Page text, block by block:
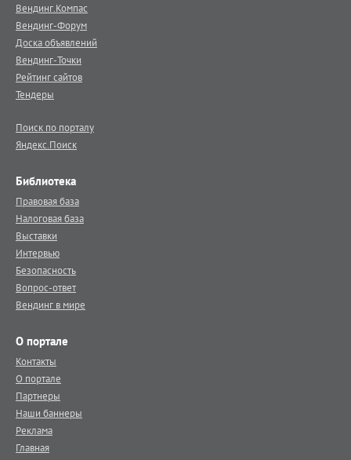
Вендинг.Компас
Вендинг-Форум
Доска объявлений
Вендинг-Точки
Рейтинг сайтов
Тендеры
Поиск по порталу
Яндекс.Поиск
Библиотека
Правовая база
Налоговая база
Выставки
Интервью
Безопасность
Вопрос-ответ
Вендинг в мире
О портале
Контакты
О портале
Партнеры
Наши баннеры
Реклама
Главная